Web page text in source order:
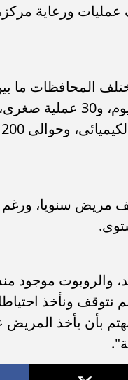
وسيحتوى على غرف عمليات
1000 مريض يوميا من مختلف
الدكتور حاتم أبو القاسم، إلى أن المعهد يستقبل 250
نتوقف ونأخذ
بأن يأخذ المريض